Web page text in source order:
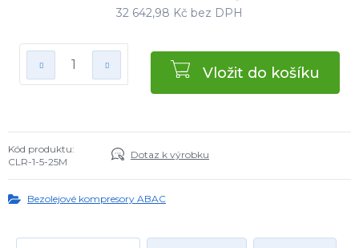
32 642,98 Kč bez DPH
Vložit do košíku
Kód produktu:
CLR-1-5-25M
Dotaz k výrobku
Bezolejové kompresory ABAC